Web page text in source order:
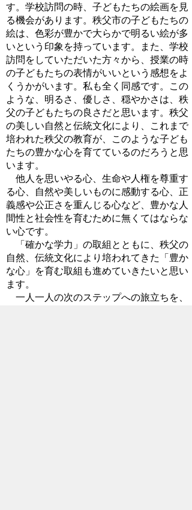
す。学校訪問の時、子どもたちの絵画を見
る機会があります。秩父市の子どもたちの
絵は、色彩が豊かで大らかで明るい絵が多
いという印象を持っています。また、学校
訪問をしていただいた方々から、授業の時
の子どもたちの表情がいいという感想をよ
くうかがいます。私も全く同感です。この
ような、明るさ、優しさ、穏やかさは、秩
父の子どもたちの良さだと思います。秩父
の美しい自然と伝統文化により、これまで
培われた秩父の教育が、このような子ども
たちの豊かな心を育てているのだろうと思
います。
他人を思いやる心、生命や人権を尊重す
る心、自然や美しいものに感動する心、正
義感や公正さを重んじる心など、豊かな人
間性と社会性を育むために無くてはならな
い心です。
「確かな学力」の取組とともに、秩父の
自然、伝統文化により培われてきた「豊か
な心」を育む取組も進めていきたいと思い
ます。
一人一人の次のステップへの旅立ちを、